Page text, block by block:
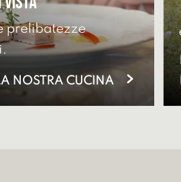
prelibatezze
NOSTRA CUCINA